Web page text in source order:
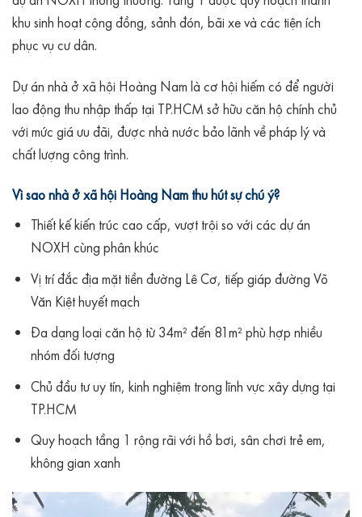
khu sinh hoạt cộng đồng, sảnh đón, bãi xe và các tiện ích
phục vụ cư dân.
Dự án nhà ở xã hội Hoàng Nam là cơ hội hiếm có để người
lao động thu nhập thấp tại TP.HCM sở hữu căn hộ chính chủ
với mức giá ưu đãi, được nhà nước bảo lãnh về pháp lý và
chất lượng công trình.
Vì sao nhà ở xã hội Hoàng Nam thu hút sự chú ý?
Thiết kế kiến trúc cao cấp, vượt trội so với các dự án
NOXH cùng phân khúc
Vị trí đắc địa mặt tiền đường Lê Cơ, tiếp giáp đường Võ
Văn Kiệt huyết mạch
Đa dạng loại căn hộ từ 34m² đến 81m² phù hợp nhiều
nhóm đối tượng
Chủ đầu tư uy tín, kinh nghiệm trong lĩnh vực xây dựng tại
TP.HCM
Quy hoạch tầng 1 rộng rãi với hồ bơi, sân chơi trẻ em,
không gian xanh